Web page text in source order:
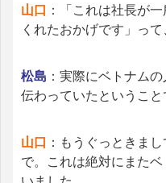
山口 ：「これは社長が
くれたおかげです」っ
松島 ：実際にベトナム
伝わっていたということ
山口 ：もうぐっときま
で。これは絶対にまた